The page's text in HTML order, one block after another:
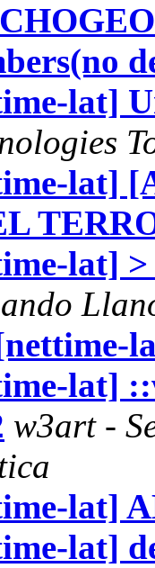
lat]
lat]
lat]
lat]
w3art -
lat]
lat]